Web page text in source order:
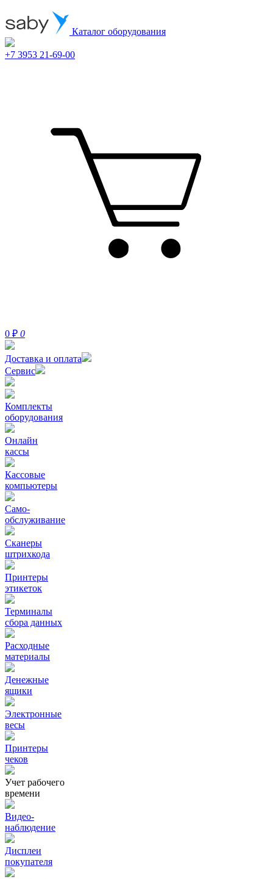
Каталог оборудования
+7 3953 21-69-00
0 ₽ 0
Доставка и оплата
Сервис
Комплекты
оборудования
Онлайн
кассы
Кассовые
компьютеры
Само-
обслуживание
Сканеры
штрихкода
Принтеры
этикеток
Терминалы
сбора данных
Расходные
материалы
Денежные
ящики
Электронные
весы
Принтеры
чеков
Учет рабочего
времени
Видео‑
наблюдение
Дисплеи
покупателя